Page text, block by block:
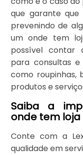
que garante
prevenindo de
um onde tem
possível contar
para consultas e
como roupinhas,
produtos e
Saiba a
onde tem
Conte com a
qualidade em